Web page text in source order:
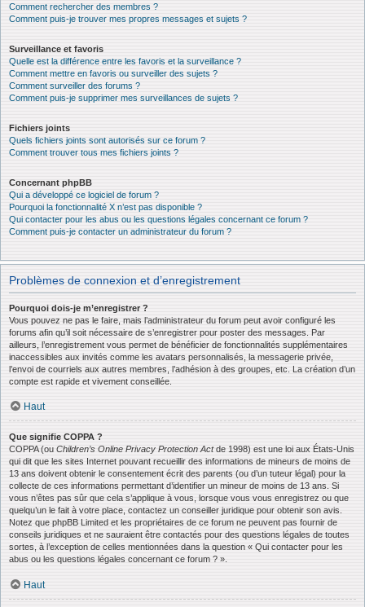
Comment rechercher des membres ?
Comment puis-je trouver mes propres messages et sujets ?
Surveillance et favoris
Quelle est la différence entre les favoris et la surveillance ?
Comment mettre en favoris ou surveiller des sujets ?
Comment surveiller des forums ?
Comment puis-je supprimer mes surveillances de sujets ?
Fichiers joints
Quels fichiers joints sont autorisés sur ce forum ?
Comment trouver tous mes fichiers joints ?
Concernant phpBB
Qui a développé ce logiciel de forum ?
Pourquoi la fonctionnalité X n’est pas disponible ?
Qui contacter pour les abus ou les questions légales concernant ce forum ?
Comment puis-je contacter un administrateur du forum ?
Problèmes de connexion et d’enregistrement
Pourquoi dois-je m’enregistrer ?
Vous pouvez ne pas le faire, mais l’administrateur du forum peut avoir configuré les
forums afin qu’il soit nécessaire de s’enregistrer pour poster des messages. Par
ailleurs, l’enregistrement vous permet de bénéficier de fonctionnalités supplémentaires
inaccessibles aux invités comme les avatars personnalisés, la messagerie privée,
l’envoi de courriels aux autres membres, l’adhésion à des groupes, etc. La création d’un
compte est rapide et vivement conseillée.
Haut
Que signifie COPPA ?
COPPA (ou Children’s Online Privacy Protection Actde 1998) est une loi aux États-Unis
qui dit que les sites Internet pouvant recueillir des informations de mineurs de moins de
13 ans doivent obtenir le consentement écrit des parents (ou d’un tuteur légal) pour la
collecte de ces informations permettant d’identifier un mineur de moins de 13 ans. Si
vous n’êtes pas sûr que cela s’applique à vous, lorsque vous vous enregistrez ou que
quelqu’un le fait à votre place, contactez un conseiller juridique pour obtenir son avis.
Notez que phpBB Limited et les propriétaires de ce forum ne peuvent pas fournir de
conseils juridiques et ne sauraient être contactés pour des questions légales de toutes
sortes, à l’exception de celles mentionnées dans la question « Qui contacter pour les
abus ou les questions légales concernant ce forum ? ».
Haut